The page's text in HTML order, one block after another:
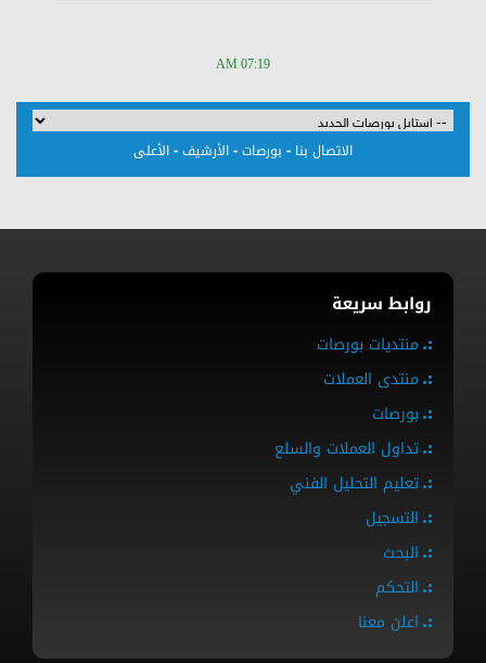
07:19 AM
الاتصال بنا - بورصات-الأرشيف-الأعلى
روابط سريعة
منتديات بورصات
منتدى العملات
بورصات
تداول العملات والسلع
تعليم التحليل الفني
التسجيل
البحث
التحكم
اعلن معنا